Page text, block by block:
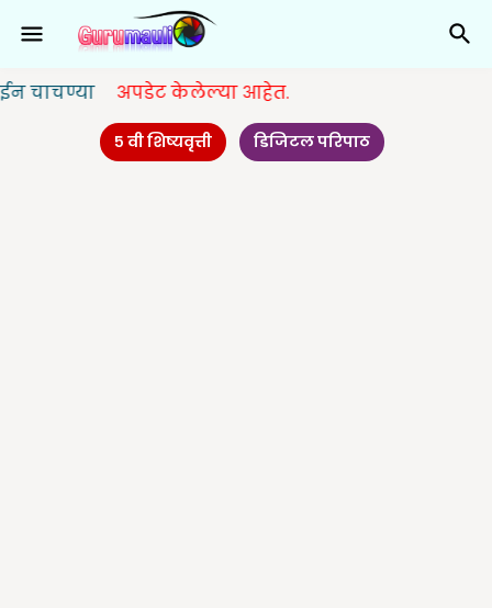
अपडेट केलेल्या आहेत.
५ वी शिष्यवृत्ती डिजिटल परिपाठ